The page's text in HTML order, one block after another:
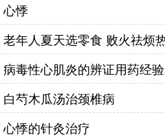
心悸
老年人夏天选零食 败火祛烦
病毒性心肌炎的辨证用药经验
白芍木瓜汤治颈椎病
心悸的针灸治疗